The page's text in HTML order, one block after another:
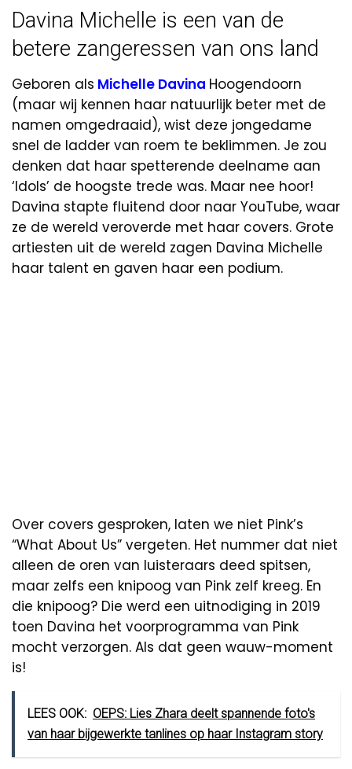
Davina Michelle is een van de
betere zangeressen van ons land
Geboren als Michelle Davina Hoogendoorn
(maar wij kennen haar natuurlijk beter met de
namen omgedraaid), wist deze jongedame
snel de ladder van roem te beklimmen. Je zou
denken dat haar spetterende deelname aan
‘Idols’ de hoogste trede was. Maar nee hoor!
Davina stapte fluitend door naar YouTube, waar
ze de wereld veroverde met haar covers. Grote
artiesten uit de wereld zagen Davina Michelle
haar talent en gaven haar een podium.
Over covers gesproken, laten we niet Pink’s
“What About Us” vergeten. Het nummer dat niet
alleen de oren van luisteraars deed spitsen,
maar zelfs een knipoog van Pink zelf kreeg. En
die knipoog? Die werd een uitnodiging in 2019
toen Davina het voorprogramma van Pink
mocht verzorgen. Als dat geen wauw-moment
is!
LEES OOK: OEPS: Lies Zhara deelt spannende foto's
van haar bijgewerkte tanlines op haar Instagram story